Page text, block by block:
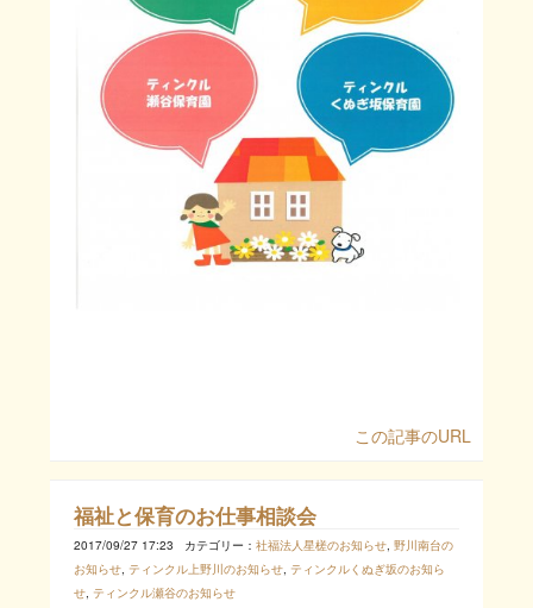
この記事のURL
福祉と保育のお仕事相談会
2017/09/27 17:23 カテゴリー： 社福法人星槎のお知らせ, 野川南台の
お知らせ, ティンクル上野川のお知らせ, ティンクルくぬぎ坂のお知ら
せ, ティンクル瀬谷のお知らせ